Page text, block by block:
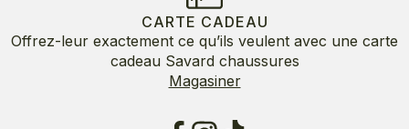
CARTE CADEAU
Offrez-leur exactement ce qu’ils veulent avec une carte
cadeau Savard chaussures
Magasiner